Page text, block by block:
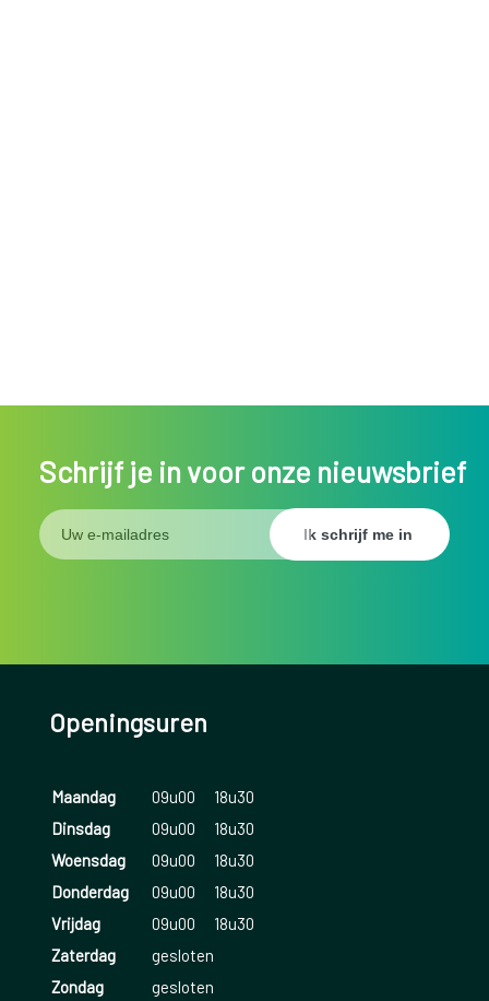
Schrijf je in voor onze nieuwsbrief
Openingsuren
Maandag 09u00
18u30
Dinsdag
09u00
18u30
Woensdag
09u00
18u30
Donderdag
09u00
18u30
Vrijdag
09u00
18u30
Zaterdag
gesloten
Zondag
gesloten